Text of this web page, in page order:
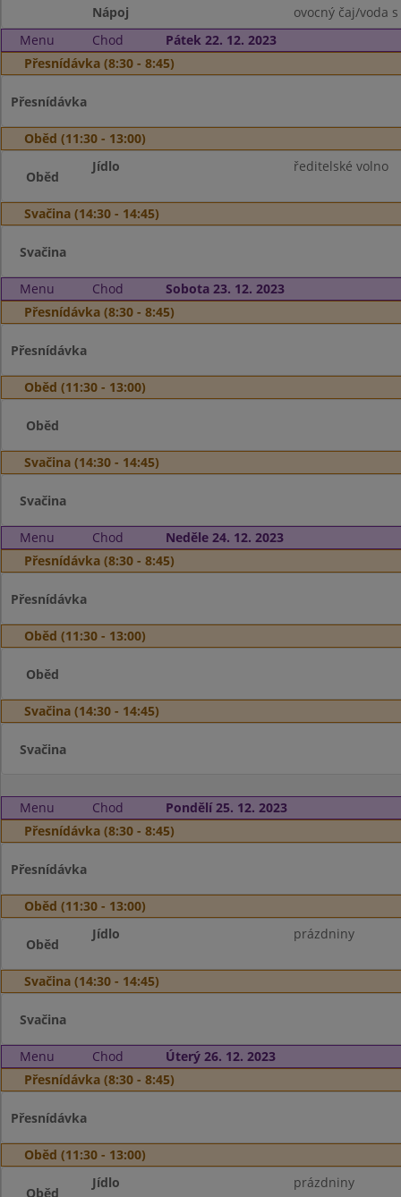
Nápoj
ovocný čaj/voda
Menu
Chod
Pátek 22. 12. 2023
Přesnídávka (8:30 - 8:45)
Přesnídávka
Oběd (11:30 - 13:00)
Oběd
Jídlo ředitelské volno
Svačina (14:30 - 14:45)
Svačina
Menu Chod
Sobota 23. 12. 2023
Přesnídávka (8:30 - 8:45)
Přesnídávka
Oběd (11:30 - 13:00)
Oběd
Svačina (14:30 - 14:45)
Svačina
Menu Chod
Neděle 24. 12. 2023
Přesnídávka (8:30 - 8:45)
Přesnídávka
Oběd (11:30 - 13:00)
Oběd
Svačina (14:30 - 14:45)
Svačina
Menu Chod
Pondělí 25. 12. 2023
Přesnídávka (8:30 - 8:45)
Přesnídávka
Oběd (11:30 - 13:00)
Oběd
Jídlo prázdniny
Svačina (14:30 - 14:45)
Svačina
Menu Chod
Úterý 26. 12. 2023
Přesnídávka (8:30 - 8:45)
Přesnídávka
Oběd (11:30 - 13:00)
Oběd
Jídlo prázdniny